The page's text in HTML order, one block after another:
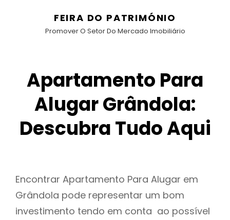
FEIRA DO PATRIMÓNIO
Promover O Setor Do Mercado Imobiliário
Apartamento Para
Alugar Grândola:
Descubra Tudo Aqui
Encontrar Apartamento Para Alugar em
Grândola pode representar um bom
investimento tendo em conta ao possível